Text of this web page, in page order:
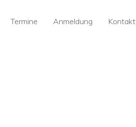
Termine Anmeldung Kontakt